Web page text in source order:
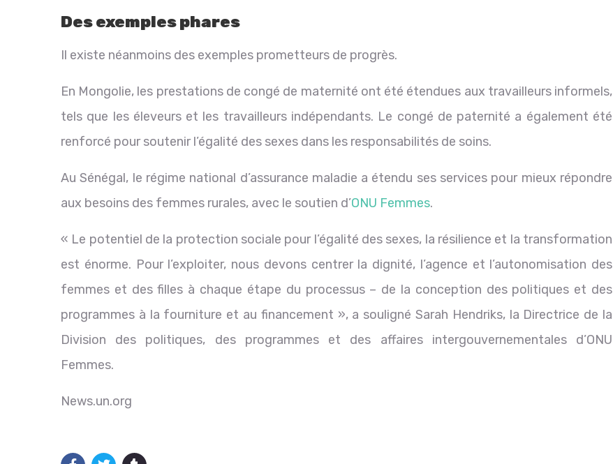
Des exemples phares
Il existe néanmoins des exemples prometteurs de progrès.
En Mongolie, les prestations de congé de maternité ont été étendues aux travailleurs informels,
tels que les éleveurs et les travailleurs indépendants. Le congé de paternité a également été
renforcé pour soutenir l’égalité des sexes dans les responsabilités de soins.
Au Sénégal, le régime national d’assurance maladie a étendu ses services pour mieux répondre
aux besoins des femmes rurales, avec le soutien d’ONU Femmes.
« Le potentiel de la protection sociale pour l’égalité des sexes, la résilience et la transformation
est énorme. Pour l’exploiter, nous devons centrer la dignité, l’agence et l’autonomisation des
femmes et des filles à chaque étape du processus – de la conception des politiques et des
programmes à la fourniture et au financement », a souligné Sarah Hendriks, la Directrice de la
Division des politiques, des programmes et des affaires intergouvernementales d’ONU
Femmes.
News.un.org